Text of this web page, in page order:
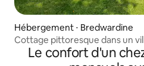
Hébergement ⋅ Bredwardine
Cottage pittoresque dans un
(avec pub)
Le confort d'un